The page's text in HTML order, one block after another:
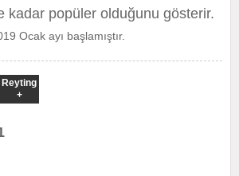
kadar popüler olduğunu gösterir.
Ocak ayı başlamıştır.
Reyting
+